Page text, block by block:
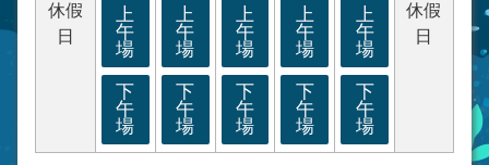
休假
日
上
午
場
下
午
場
上
午
場
下
午
場
上
午
場
下
午
場
上
午
場
下
午
場
上
午
場
下
午
場
休假
日